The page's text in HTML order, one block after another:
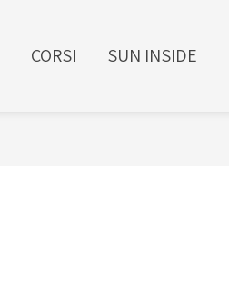
CORSI SUN INSIDE